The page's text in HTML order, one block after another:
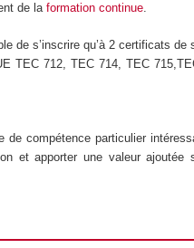
de la formation continue.
de s’inscrire qu’à 2 certificats
TEC 712, TEC 714, TEC
de compétence particulier
et apporter une valeur